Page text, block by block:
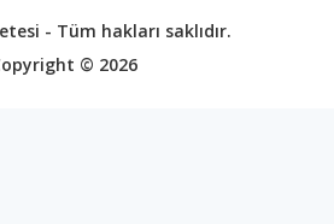
- Tüm hakları saklıdır.
© 2026